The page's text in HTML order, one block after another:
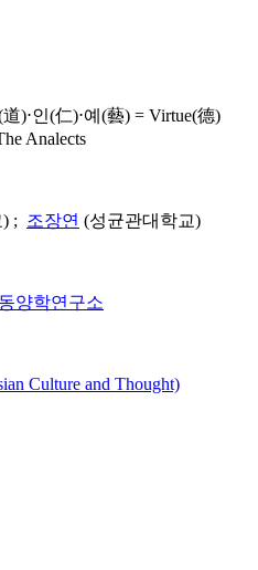
)⋅인(仁)⋅예(藝) = Virtue(德)
Analects
; 조장연 (성균관대학교)
양학연구소
Culture and Thought)